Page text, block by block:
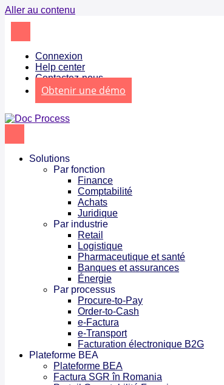
Aller au contenu
Connexion
Help center
Contactez-nous
Obtenir une démo
Solutions
Par fonction
Finance
Comptabilité
Achats
Juridique
Par industrie
Retail
Logistique
Pharmaceutique et santé
Banques et assurances
Énergie
Par processus
Procure-to-Pay
Order-to-Cash
e-Factura
e-Transport
Facturation électronique B2G
Plateforme BEA
Plateforme BEA
Factura SGR în Romania